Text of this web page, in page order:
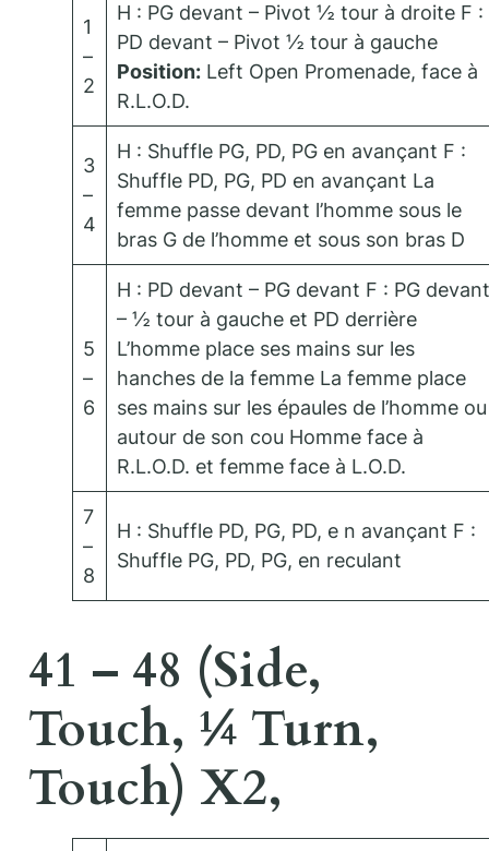
1
–
2
H : PG devant – Pivot ½ tour à droite F :
PD devant – Pivot ½ tour à gauche
Position: Left Open Promenade, face à
R.L.O.D.
3
–
4
H : Shuffle PG, PD, PG en avançant F :
Shuffle PD, PG, PD en avançant La
femme passe devant l’homme sous le
bras G de l’homme et sous son bras D
5
–
6
H : PD devant – PG devant F : PG devant
– ½ tour à gauche et PD derrière
L’homme place ses mains sur les
hanches de la femme La femme place
ses mains sur les épaules de l’homme ou
autour de son cou Homme face à
R.L.O.D. et femme face à L.O.D.
7
–
8
H : Shuffle PD, PG, PD, e n avançant F :
Shuffle PG, PD, PG, en reculant
41 – 48 (Side,
Touch, ¼ Turn,
Touch) X2,